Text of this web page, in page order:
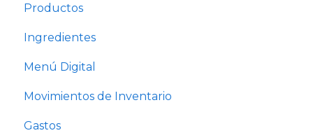
Productos
Ingredientes
Menú Digital
Movimientos de Inventario
Gastos